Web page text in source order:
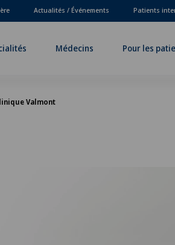
Actualités / Événements Patients
Médecins Pour les
Valmont